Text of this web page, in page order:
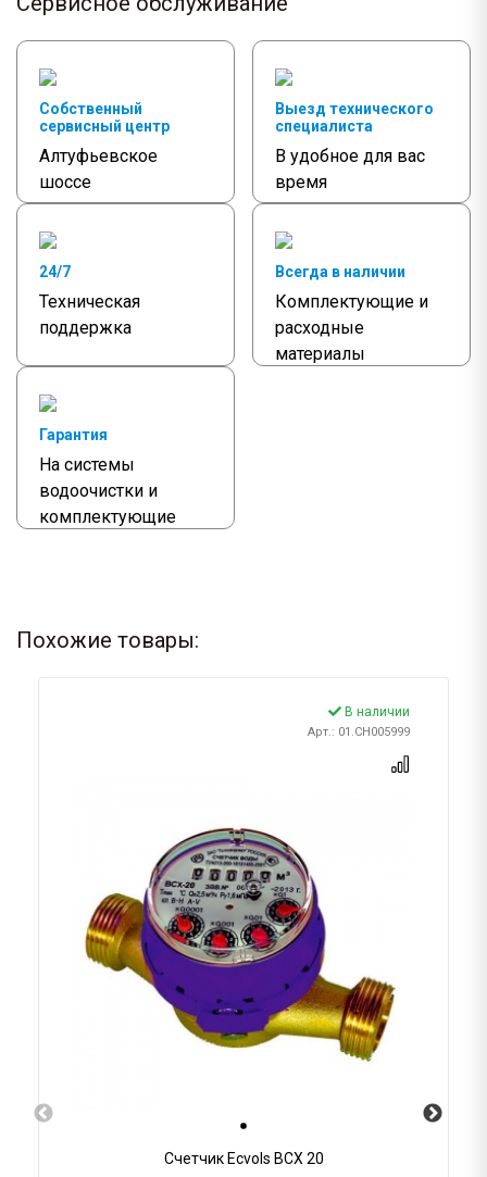
Собственный
сервисный центр
Алтуфьевское
шоссе
Выезд технического
специалиста
В удобное для вас
время
24/7
Техническая
поддержка
Всегда в наличии
Комплектующие и
расходные
материалы
Гарантия
На системы
водоочистки и
комплектующие
Похожие товары:
В наличии
Арт.: 01.CH005999
Счетчик Ecvols ВСХ 20